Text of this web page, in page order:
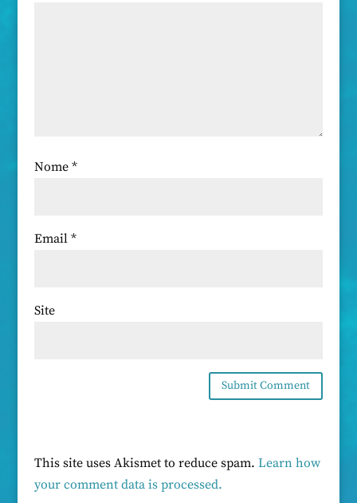
Nome *
Email *
Site
This site uses Akismet to reduce spam. Learn how
your comment data is processed.